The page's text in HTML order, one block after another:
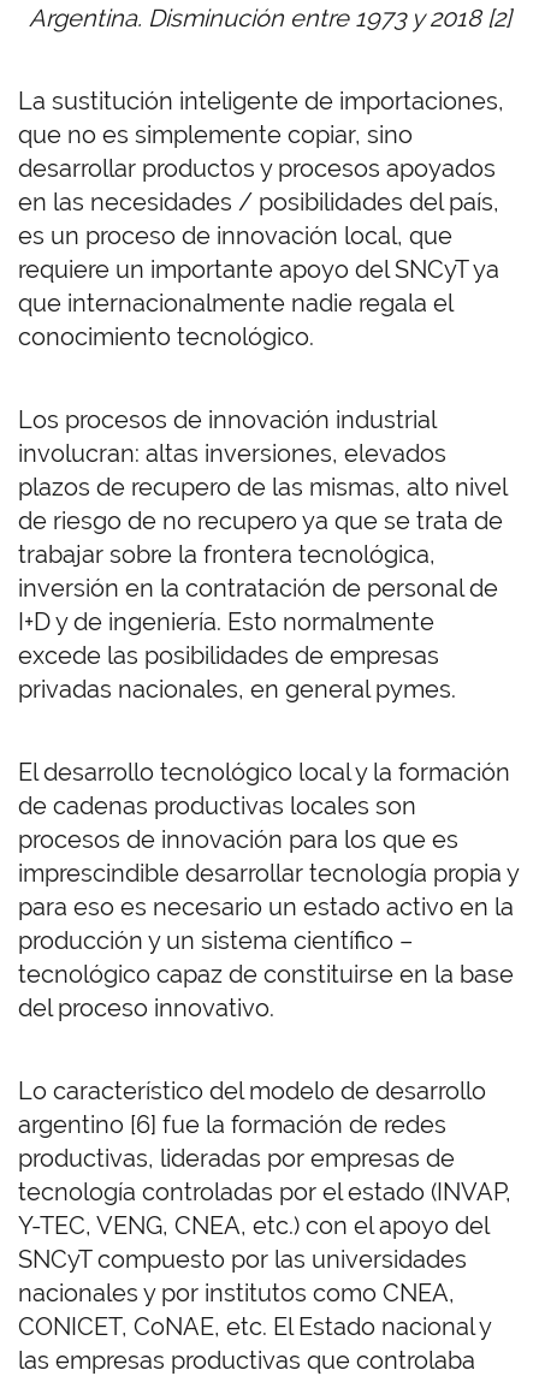
Argentina. Disminución entre 1973 y 2018 [2]
La sustitución inteligente de importaciones,
que no es simplemente copiar, sino
desarrollar productos y procesos apoyados
en las necesidades / posibilidades del país,
es un proceso de innovación local, que
requiere un importante apoyo del SNCyT ya
que internacionalmente nadie regala el
conocimiento tecnológico.
Los procesos de innovación industrial
involucran: altas inversiones, elevados
plazos de recupero de las mismas, alto nivel
de riesgo de no recupero ya que se trata de
trabajar sobre la frontera tecnológica,
inversión en la contratación de personal de
I+D y de ingeniería. Esto normalmente
excede las posibilidades de empresas
privadas nacionales, en general pymes.
El desarrollo tecnológico local y la formación
de cadenas productivas locales son
procesos de innovación para los que es
imprescindible desarrollar tecnología propia y
para eso es necesario un estado activo en la
producción y un sistema científico –
tecnológico capaz de constituirse en la base
del proceso innovativo.
Lo característico del modelo de desarrollo
argentino [6] fue la formación de redes
productivas, lideradas por empresas de
tecnología controladas por el estado (INVAP,
Y-TEC, VENG, CNEA, etc.) con el apoyo del
SNCyT compuesto por las universidades
nacionales y por institutos como CNEA,
CONICET, CoNAE, etc. El Estado nacional y
las empresas productivas que controlaba